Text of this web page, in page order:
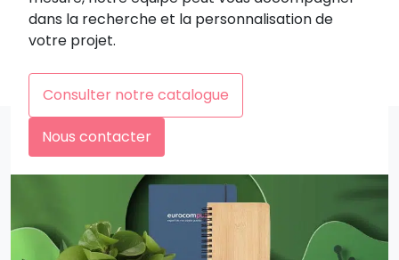
dans la recherche et la personnalisation de
votre projet.
Consulter notre catalogue
Nous contacter